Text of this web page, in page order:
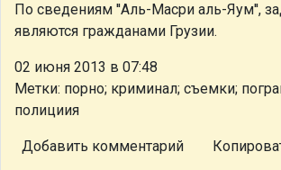
По сведениям ''Аль-Масри аль-Яум'',
являются гражданами Грузии.
02 июня 2013 в 07:48
Метки: порно; криминал; съемки;
полициия
Добавить комментарий